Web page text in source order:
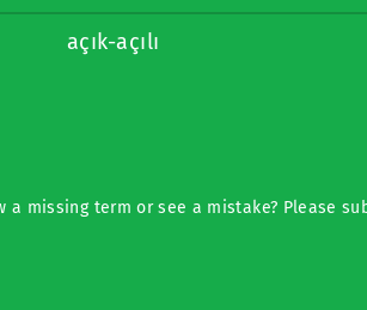
açık-açılı
a missing term or see a mistake? Please